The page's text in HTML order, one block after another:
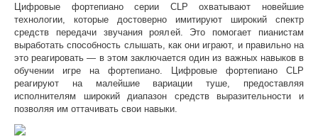
Цифровые фортепиано серии CLP охватывают новейшие
технологии, которые достоверно имитируют широкий спектр
средств передачи звучания роялей. Это помогает пианистам
выработать способность слышать, как они играют, и правильно на
это реагировать — в этом заключается один из важных навыков в
обучении игре на фортепиано. Цифровые фортепиано CLP
реагируют на малейшие вариации туше, предоставляя
исполнителям широкий диапазон средств выразительности и
позволяя им оттачивать свои навыки.